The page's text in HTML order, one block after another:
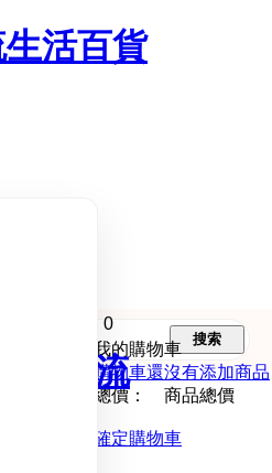
0
我的購物車
購物車還沒有添加商品
總價： 商品總價
確定購物車
搜索